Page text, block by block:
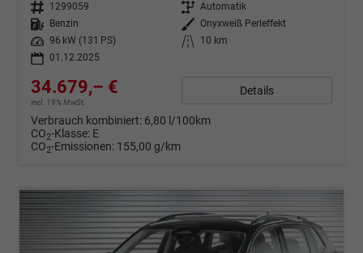
Fahrzeugnr. 1299059 Getriebe Automatik
Kraftstoff
Benzin Außenfarbe Onyxweiß Perleffekt
Leistung
96 kW (131 PS) Kilometerstand
10 km
01.12.2025
34.679,– €
incl. 19% MwSt.
Details
Verbrauch kombiniert: 6,80 l/100km
CO2-Klasse: E
CO2-Emissionen: 155,00 g/km